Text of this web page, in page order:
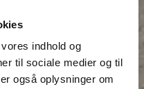
indhold og
til sociale medier og til
også oplysninger om